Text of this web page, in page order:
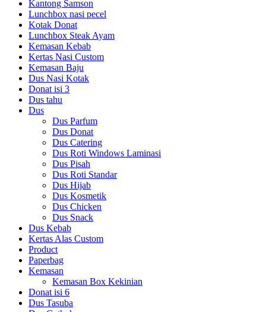
Kantong Samson
Lunchbox nasi pecel
Kotak Donat
Lunchbox Steak Ayam
Kemasan Kebab
Kertas Nasi Custom
Kemasan Baju
Dus Nasi Kotak
Donat isi 3
Dus tahu
Dus
Dus Parfum
Dus Donat
Dus Catering
Dus Roti Windows Laminasi
Dus Pisah
Dus Roti Standar
Dus Hijab
Dus Kosmetik
Dus Chicken
Dus Snack
Dus Kebab
Kertas Alas Custom
Product
Paperbag
Kemasan
Kemasan Box Kekinian
Donat isi 6
Dus Tasuba